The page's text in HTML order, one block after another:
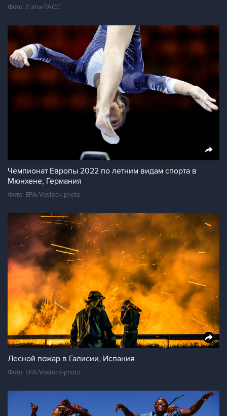
Фото: Zuma/ТАСС
Чемпионат Европы 2022 по летним видам спорта в
Мюнхене, Германия
Фото: EPA/Vostock-photo
Лесной пожар в Галисии, Испания
Фото: EPA/Vostock-photo